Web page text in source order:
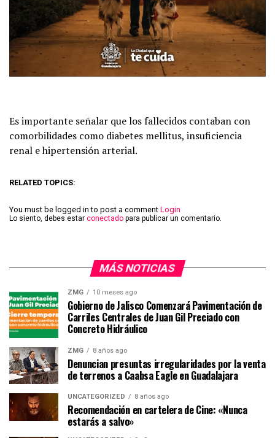
Es importante señalar que los fallecidos contaban con
comorbilidades como diabetes mellitus, insuficiencia
renal e hipertensión arterial.
RELATED TOPICS:
You must be logged in to post a comment Login
Lo siento, debes estar conectado para publicar un comentario.
MÁS NOTICIAS
ZMG 10 meses ago
Gobierno de Jalisco Comenzará Pavimentación de
Carriles Centrales de Juan Gil Preciado con
Concreto Hidráulico
ZMG 8 años ago
Denuncian presuntas irregularidades por la venta
de terrenos a Caabsa Eagle en Guadalajara
UNCATEGORIZED 8 años ago
Recomendación en cartelera de Cine: «Nunca
estarás a salvo»